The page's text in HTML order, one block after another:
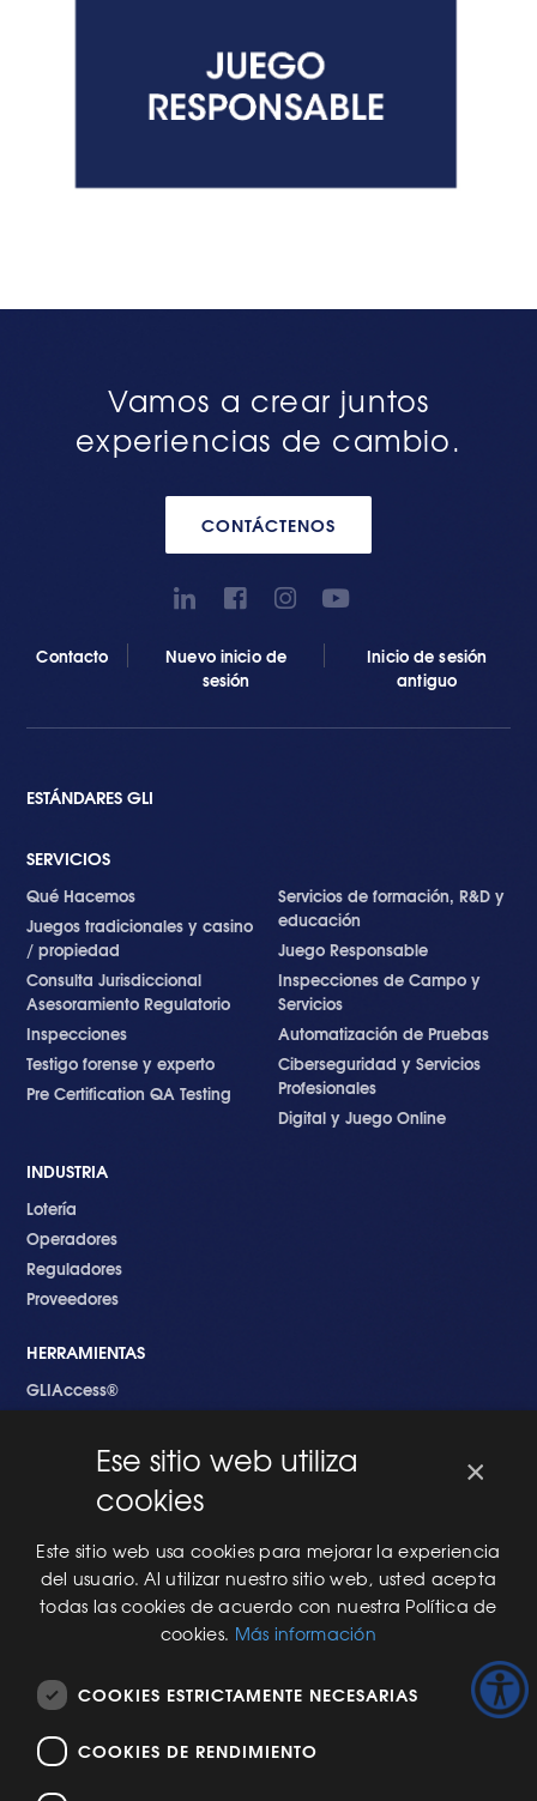
Vamos a crear juntos
experiencias de cambio.
CONTÁCTENOS
Contacto
Nuevo inicio de
sesión
Inicio de sesión
antiguo
ESTÁNDARES GLI
SERVICIOS
Qué Hacemos
Juegos tradicionales y casino
/ propiedad
Consulta Jurisdiccional
Asesoramiento Regulatorio
Inspecciones
Testigo forense y experto
Pre Certification QA Testing
Servicios de formación, R&D y
educación
Juego Responsable
Inspecciones de Campo y
Servicios
Automatización de Pruebas
Ciberseguridad y Servicios
Profesionales
Digital y Juego Online
INDUSTRIA
Lotería
Operadores
Reguladores
Proveedores
HERRAMIENTAS
GLIAccess®
GLI Link®
EMPEZANDO
Nuevo en GLI
Nuevo Software
Una Nueva Máquina
Modificaciones al Software
Modificaciones al Hardware
ACERCA DE NOSOTROS
Historia de GLI
×
Ese sitio web utiliza
cookies
Este sitio web usa cookies para mejorar la experiencia
del usuario. Al utilizar nuestro sitio web, usted acepta
todas las cookies de acuerdo con nuestra Política de
cookies. Más información
COOKIES ESTRICTAMENTE NECESARIAS
COOKIES DE RENDIMIENTO